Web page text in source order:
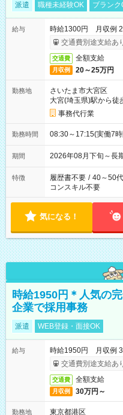
派遣 職種未経験OK ブランク
給与
時給1300円 月収例
交通費別途支給あ
交通費 全額支給
月収例 20～25万円
勤務地
さいたま市大宮区
大宮(埼玉県)駅から徒
事務代行業
勤務時間 08:30～17:15(実働7
期間 2026年08月下旬～
特徴 履歴書不要 / 40～50
コンスキル不要
気になる！
時給1950円＊人気の
企業で採用事務
派遣 WEB登録・面接OK
給与
時給1950円 月収例
交通費別途支給あ
交通費 全額支給
月収例 30万円～
勤務地 東京都港区